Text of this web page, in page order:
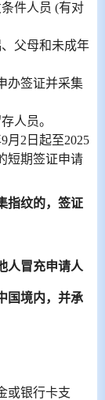
件人员 (有对
父母和未成年
办签证并采集
人员。
9月 2 日起至2025
短期签证申请
指纹的，签证
人冒充申请人
国境内，并承
或银行卡支